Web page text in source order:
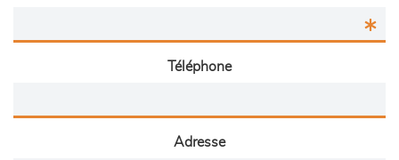
Téléphone
Adresse